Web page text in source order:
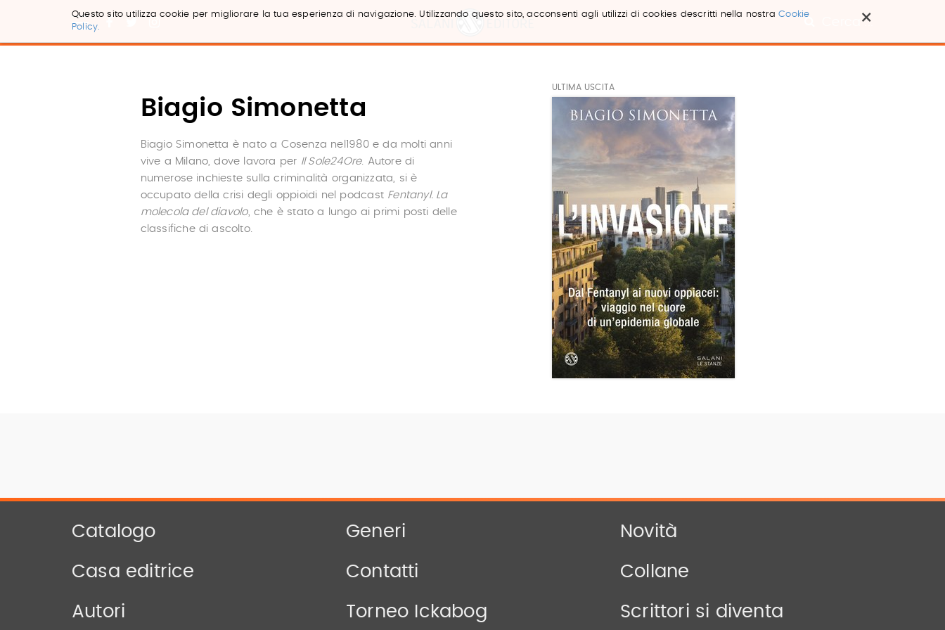
×
Questo sito utilizza cookie per migliorare la tua esperienza di navigazione. Utilizzando questo sito, acconsenti agli utilizzi di cookies descritti nella nostraCookie
Policy.
Cerca ...
Biagio Simonetta
Biagio Simonetta è nato a Cosenza nel1980 e da molti anni
vive a Milano, dove lavora per Il Sole24Ore. Autore di
numerose inchieste sulla criminalità organizzata, si è
occupato della crisi degli oppioidi nel podcast Fentanyl. La
molecola del diavolo, che è stato a lungo ai primi posti delle
classifiche di ascolto.
ULTIMA USCITA
Catalogo Generi Novità
Casa editrice Contatti Collane
Autori Torneo Ickabog Scrittori si diventa